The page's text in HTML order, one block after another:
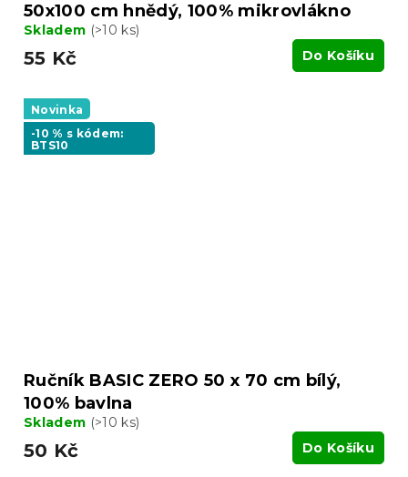
50x100 cm hnědý, 100% mikrovlákno
Skladem (>10 ks)
55 Kč Do Košíku
Novinka
-10 % s kódem:
BTS10
Ručník BASIC ZERO 50 x 70 cm bílý,
100% bavlna
Skladem (>10 ks)
50 Kč Do Košíku